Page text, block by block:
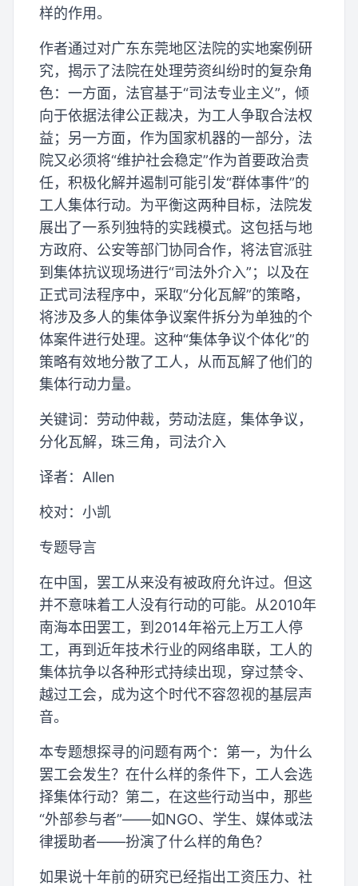
样的作用。
作者通过对广东东莞地区法院的实地案例研
究，揭示了法院在处理劳资纠纷时的复杂角
色：一方面，法官基于“司法专业主义”，倾
向于依据法律公正裁决，为工人争取合法权
益；另一方面，作为国家机器的一部分，法
院又必须将“维护社会稳定”作为首要政治责
任，积极化解并遏制可能引发“群体事件”的
工人集体行动。为平衡这两种目标，法院发
展出了一系列独特的实践模式。这包括与地
方政府、公安等部门协同合作，将法官派驻
到集体抗议现场进行“司法外介入”；以及在
正式司法程序中，采取“分化瓦解”的策略，
将涉及多人的集体争议案件拆分为单独的个
体案件进行处理。这种“集体争议个体化”的
策略有效地分散了工人，从而瓦解了他们的
集体行动力量。
关键词：劳动仲裁，劳动法庭，集体争议，
分化瓦解，珠三角，司法介入
译者：Allen
校对：小凯
专题导言
在中国，罢工从来没有被政府允许过。但这
并不意味着工人没有行动的可能。从2010年
南海本田罢工，到2014年裕元上万工人停
工，再到近年技术行业的网络串联，工人的
集体抗争以各种形式持续出现，穿过禁令、
越过工会，成为这个时代不容忽视的基层声
音。
本专题想探寻的问题有两个：第一，为什么
罢工会发生？在什么样的条件下，工人会选
择集体行动？第二，在这些行动当中，那些
“外部参与者”——如NGO、学生、媒体或法
律援助者——扮演了什么样的角色？
如果说十年前的研究已经指出工资压力、社